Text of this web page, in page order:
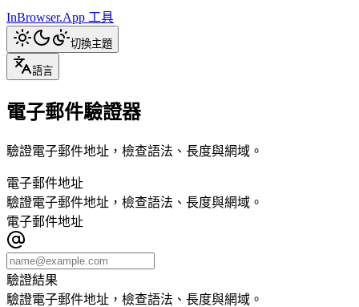
InBrowser.App 工具
切換主題
語言
電子郵件驗證器
驗證電子郵件地址，檢查語法、長度與網域。
電子郵件地址
驗證電子郵件地址，檢查語法、長度與網域。
電子郵件地址
驗證結果
驗證電子郵件地址，檢查語法、長度與網域。